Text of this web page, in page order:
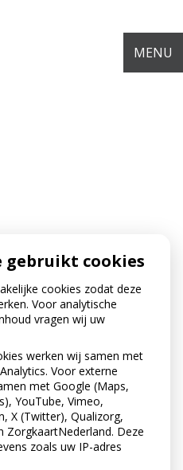
MENU
DE BASIS
MOND
is om goed voor je
je gebit? Want problemen
gevolgen hebben. En
kiezen.
gebruikt cookies
cookies zodat deze
Voor analytische
vragen wij uw
werken wij samen met
Voor externe
met Google (Maps,
YouTube, Vimeo,
X (Twitter), Qualizorg,
ZorgkaartNederland. Deze
zoals uw IP-adres